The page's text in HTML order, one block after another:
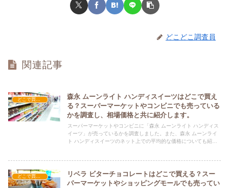
どこどこ調査員
関連記事
森永 ムーンライト ハンディスイーツはどこで買え
る？スーパーマーケットやコンビニでも売っている
かを調査し、相場価格と共に紹介します。
スーパーマーケットやコンビニに「森永 ムーンライト ハンディス
イーツ」が売っているかを調査しました。また、森永 ムーンライ
ト ハンディスイーツのネット上での平均的な価格についても紹介
どこで買える？-お菓子・スイーツ・アイス
リベラ ビターチョコレートはどこで買える？スー
パーマーケットやショッピングモールでも売ってい